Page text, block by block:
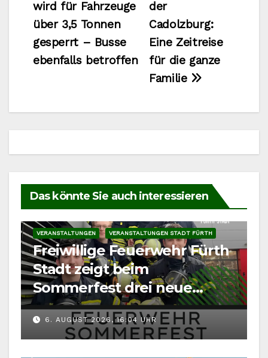
der
Cadolzburg:
Eine Zeitreise
für die ganze
Familie
wird für Fahrzeuge
über 3,5 Tonnen
gesperrt – Busse
ebenfalls betroffen
Das könnte Sie auch interessieren
VERANSTALTUNGEN VERANSTALTUNGEN STADT FÜRTH
Freiwillige Feuerwehr Fürth
Stadt zeigt beim
Sommerfest drei neue
Fahrzeuge
6. AUGUST 2026, 16:04 UHR